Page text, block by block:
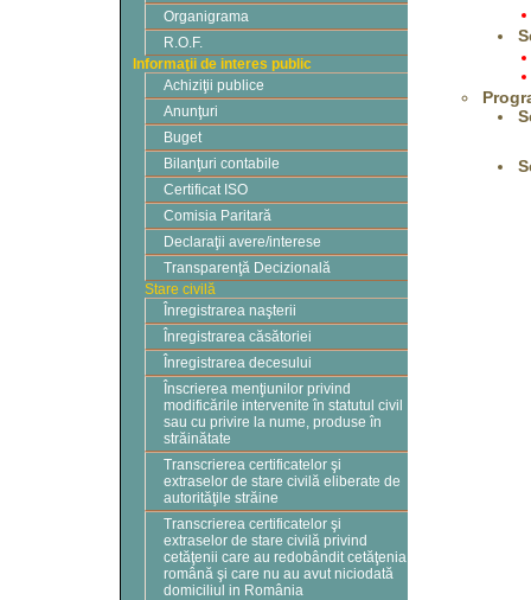
Organigrama
R.O.F.
Informaţii de interes public
Achiziţii publice
Anunţuri
Buget
Bilanţuri contabile
Certificat ISO
Comisia Paritară
Declaraţii avere/interese
Transparenţă Decizională
Stare civilă
Înregistrarea naşterii
Înregistrarea căsătoriei
Înregistrarea decesului
Înscrierea menţiunilor privind
modificările intervenite în statutul civil
sau cu privire la nume, produse în
străinătate
Transcrierea certificatelor şi
extraselor de stare civilă eliberate de
autorităţile străine
Transcrierea certificatelor şi
extraselor de stare civilă privind
cetăţenii care au redobândit cetăţenia
română şi care nu au avut niciodată
domiciliul in România